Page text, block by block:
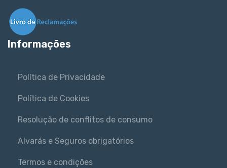
Informações
Política de Privacidade
Política de Cookies
Resolução de conflitos de consumo
Alvarás e Seguros obrigatórios
Termos e condições